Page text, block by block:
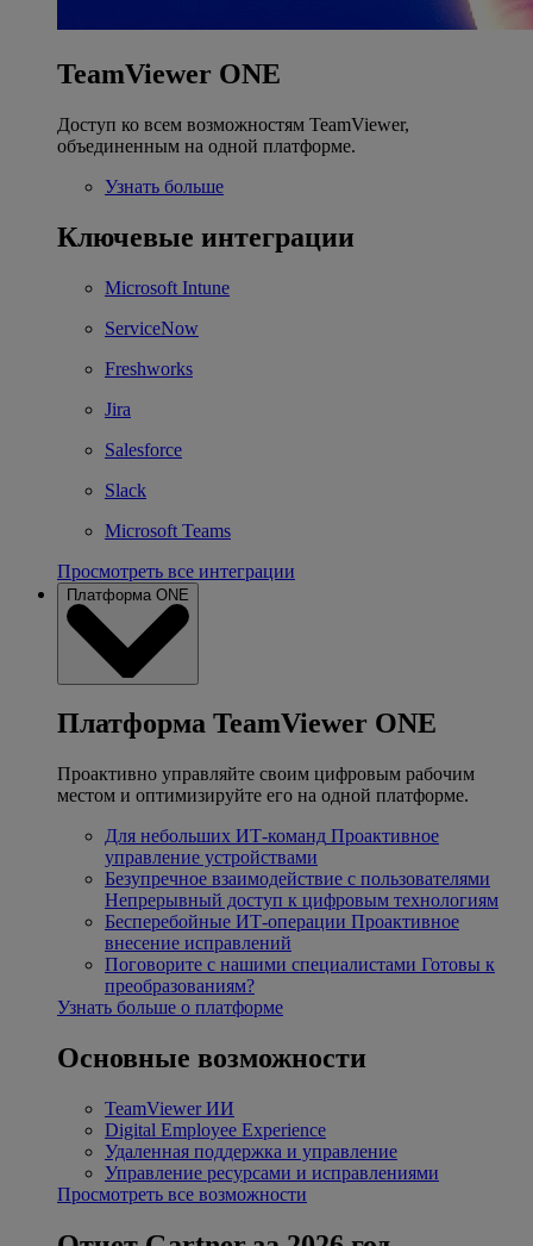
TeamViewer ONE
Доступ ко всем возможностям TeamViewer,
объединенным на одной платформе.
Узнать больше
Ключевые интеграции
Microsoft Intune
ServiceNow
Freshworks
Jira
Salesforce
Slack
Microsoft Teams
Просмотреть все интеграции
Платформа ONE
Платформа TeamViewer ONE
Проактивно управляйте своим цифровым рабочим
местом и оптимизируйте его на одной платформе.
Для небольших ИТ-команд Проактивное
управление устройствами
Безупречное взаимодействие с пользователями
Непрерывный доступ к цифровым технологиям
Бесперебойные ИТ-операции Проактивное
внесение исправлений
Поговорите с нашими специалистами Готовы к
преобразованиям?
Узнать больше о платформе
Основные возможности
TeamViewer ИИ
Digital Employee Experience
Удаленная поддержка и управление
Управление ресурсами и исправлениями
Просмотреть все возможности